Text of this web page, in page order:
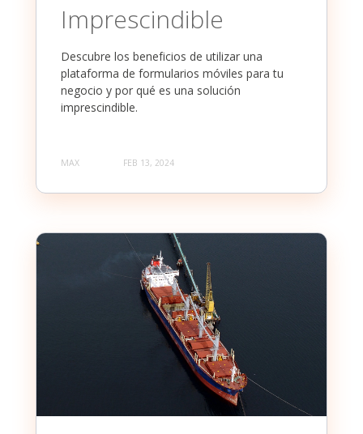
Imprescindible
Descubre los beneficios de utilizar una
plataforma de formularios móviles para tu
negocio y por qué es una solución
imprescindible.
MAX FEB 13, 2024